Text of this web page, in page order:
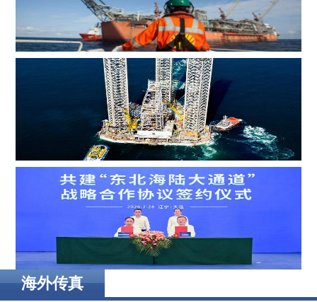
MOL Group斥资7.2亿美元收购壳牌旗下塞浦路斯子公司
Borr Drilling墨西哥合资公司完成五座钻井平台收购，交易
额2.87亿美元
辽港集团携手国铁沈阳局，落地多项重点合作项目
海外传真